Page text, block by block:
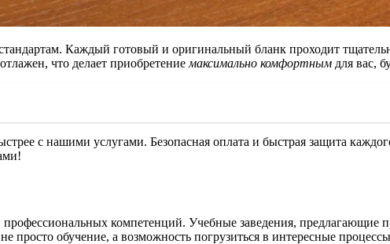
Каждый готовый и оригинальный бланк проходит
что делает приобретение максимально комфортным для вас,
с нашими услугами. Безопасная оплата и быстрая защита
компетенций. Учебные заведения, предлагающие
обучение, а возможность погрузиться в интересные